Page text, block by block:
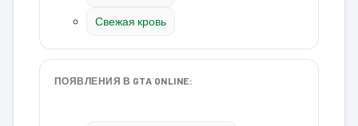
Свежая кровь
ПОЯВЛЕНИЯ В GTA ONLINE: